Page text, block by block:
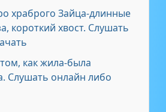
храброго Зайца-длинные
короткий хвост. Слушать
как жила-была
Слушать онлайн либо